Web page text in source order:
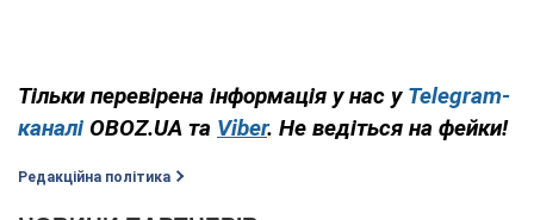
Тільки перевірена інформація у нас у Telegram-
каналі OBOZ.UA та Viber. Не ведіться на фейки!
Редакційна політика